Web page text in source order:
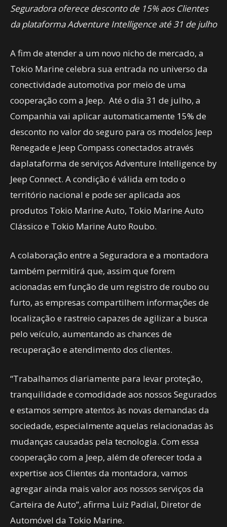
Seguradora oferece desconto de 15% aos Clientes
da plataforma Adventure Intelligence até 31 de julho
A fim de atender a um novo nicho de mercado, a
Tokio Marine celebra sua entrada no universo da
conectividade automotiva por meio de uma
cooperação com a Jeep. Até o dia 31 de julho, a
Companhia vai aplicar automaticamente 15% de
desconto no valor do seguro para os modelos Jeep
Renegade e Jeep Compass conectados através
daplataforma de serviços Adventure Intelligence by
Jeep Connect. A condição é válida em todo o
território nacional e pode ser aplicada aos
produtos Tokio Marine Auto, Tokio Marine Auto
Clássico e Tokio Marine Auto Roubo.
A colaboração entre a Seguradora e a montadora
também permitirá que, assim que forem
acionadas em função de um registro de roubo ou
furto, as empresas compartilhem informações de
localização e rastreio capazes de agilizar a busca
pelo veículo, aumentando as chances de
recuperação e atendimento dos clientes.
“Trabalhamos diariamente para levar proteção,
tranquilidade e comodidade aos nossos Segurados
e estamos sempre atentos às novas demandas da
sociedade, especialmente aquelas relacionadas às
mudanças causadas pela tecnologia. Com essa
cooperação com a Jeep, além de oferecer toda a
expertise aos Clientes da montadora, vamos
agregar ainda mais valor aos nossos serviços da
Carteira de Auto”, afirma Luiz Padial, Diretor de
Automóvel da Tokio Marine.